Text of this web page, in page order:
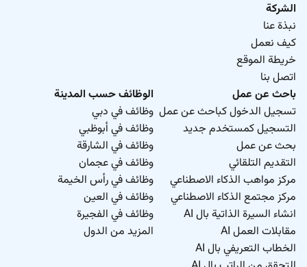
الشركة
نبذة عنا
كيف نعمل
خريطة الموقع
اتصل بنا
باحث عن عمل
تسجيل الدخول كباحث عن عمل
التسجيل كمستخدم جديد
بحث عن عمل
التقديم التلقائي
مركز مواهب الذكاء الاصطناعي
مركز مجتمع الذكاء الاصطناعي
انشاء السيرة الذاتية بال AI
مقابلات العمل AI
الخطاب التعريفي بال AI
الوظائف حسب المدينة
وظائف في دبي
وظائف في أبوظبي
وظائف في الشارقة
وظائف في عجمان
وظائف في رأس الخيمة
وظائف في العين
وظائف في الفجيرة
المزيد من الدول